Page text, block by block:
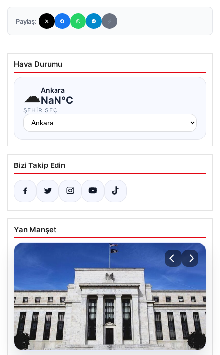
Paylaş:
Hava Durumu
☁Ankara
NaN°C
ŞEHIR SEÇ
Bizi Takip Edin
Yan Manşet